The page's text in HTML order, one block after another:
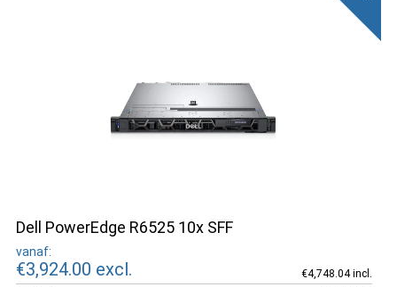
Dell PowerEdge R6525 10x SFF
vanaf:
€3,924.00 excl. €4,748.04 incl.